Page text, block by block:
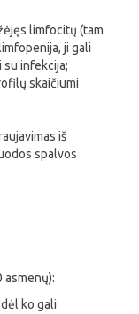
limfocitų (tam
ji gali
infekcija;
skaičiumi
iš
spalvos
asmenų):
ko gali